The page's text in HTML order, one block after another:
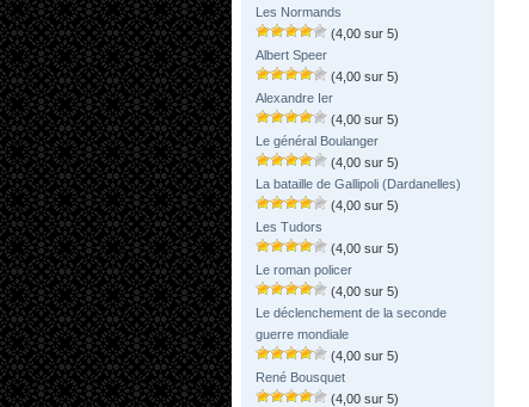
Les Normands
(4,00 sur 5)
Albert Speer
(4,00 sur 5)
Alexandre Ier
(4,00 sur 5)
Le général Boulanger
(4,00 sur 5)
La bataille de Gallipoli (Dardanelles)
(4,00 sur 5)
Les Tudors
(4,00 sur 5)
Le roman policer
(4,00 sur 5)
Le déclenchement de la seconde
guerre mondiale
(4,00 sur 5)
René Bousquet
(4,00 sur 5)